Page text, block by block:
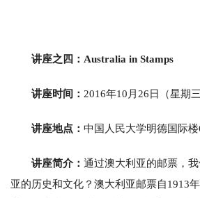
讲座之四：Australia in Stamps
讲座时间： 2016年10月26日（星期
讲座地点： 中国人民大学明德国际
讲座简介： 通过澳大利亚的邮票，
亚的历史和文化？澳大利亚邮票自1913